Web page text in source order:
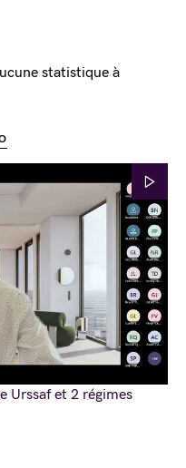
statistique à
Urssaf et 2 régimes